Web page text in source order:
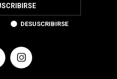
DESUSCRIBIRSE